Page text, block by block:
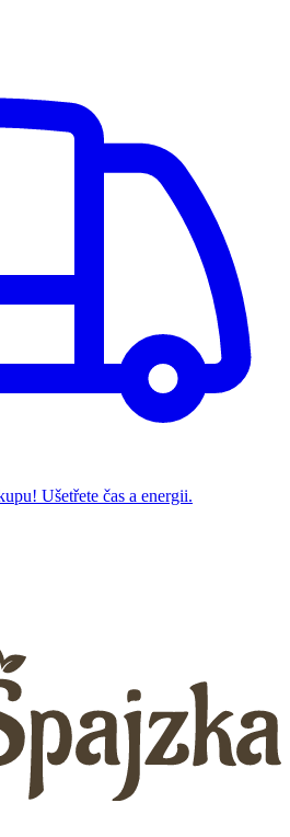
Ušetřete čas a energii.